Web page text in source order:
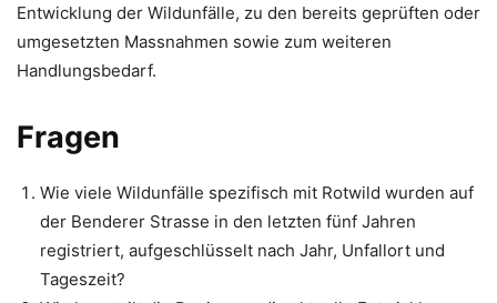
Entwicklung der Wildunfälle, zu den bereits geprüften oder
umgesetzten Massnahmen sowie zum weiteren
Handlungsbedarf.
Fragen
Wie viele Wildunfälle spezifisch mit Rotwild wurden auf
der Benderer Strasse in den letzten fünf Jahren
registriert, aufgeschlüsselt nach Jahr, Unfallort und
Tageszeit?